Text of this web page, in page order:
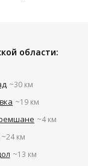
области:
~30 км
~19 км
~4 км
~24 км
~13 км